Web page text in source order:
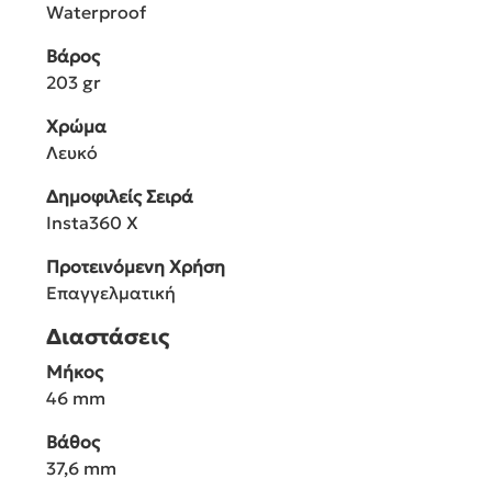
Waterproof
Βάρος
203 gr
Χρώμα
Λευκό
Δημοφιλείς Σειρά
Insta360 X
Προτεινόμενη Χρήση
Επαγγελματική
Διαστάσεις
Μήκος
46 mm
Βάθος
37,6 mm